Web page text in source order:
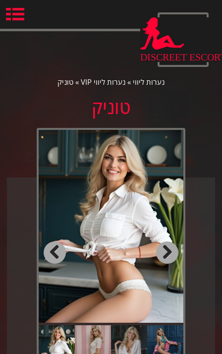
DISCREET
נערות ליווי » נערות ליווי VIP » טוניק
טוניק
Previous Next